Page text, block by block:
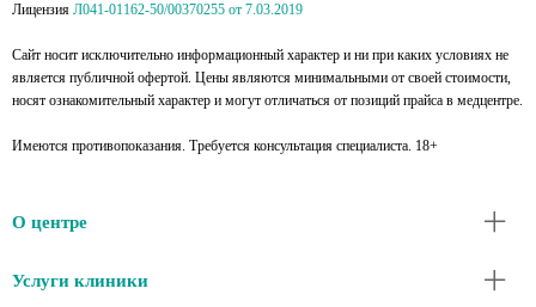
Лицензия Л041-01162-50/00370255 от 7.03.2019
Сайт носит исключительно информационный характер и ни при каких условиях не
является публичной офертой. Цены являются минимальными от своей стоимости,
носят ознакомительный характер и могут отличаться от позиций прайса в медцентре.
Имеются противопоказания. Требуется консультация специалиста. 18+
О центре
Услуги клиники